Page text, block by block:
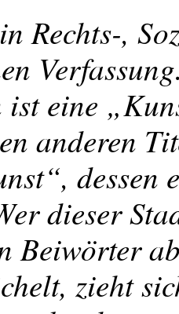
Rechts-,
ist eine
anderen
dessen
dieser
Beiwörter
zieht